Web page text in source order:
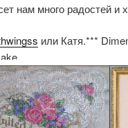
нам много радостей и
или Катя.***